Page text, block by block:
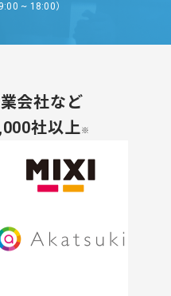
~ 18:00）
会社など
社以上※